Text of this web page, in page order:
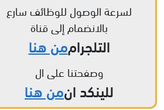
لسرعة الوصول للوظائف سارع
بالانضمام إلى قناة
التلجراممن هنا
وصفحتنا على ال
للينكد انمن هنا